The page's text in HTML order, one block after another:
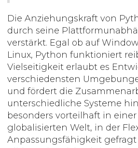
Die Anziehungskraft von
durch seine
verstärkt. Egal ob auf
Linux, Python funktioniert
Vielseitigkeit erlaubt es
verschiedensten
und fördert die
unterschiedliche Systeme
besonders vorteilhaft in
globalisierten Welt, in der
Anpassungsfähigkeit gefragt